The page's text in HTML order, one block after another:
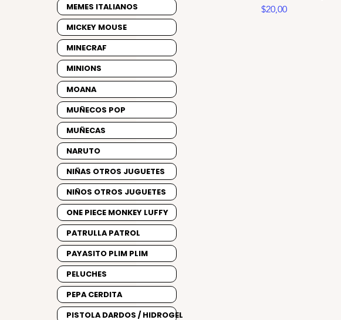
Precio
$20,00
MEMES ITALIANOS
MICKEY MOUSE
MINECRAF
MINIONS
MOANA
MUÑECOS POP
MUÑECAS
NARUTO
NIÑAS OTROS JUGUETES
NIÑOS OTROS JUGUETES
ONE PIECE MONKEY LUFFY
PATRULLA PATROL
PAYASITO PLIM PLIM
PELUCHES
PEPA CERDITA
PISTOLA DARDOS / HIDROGEL